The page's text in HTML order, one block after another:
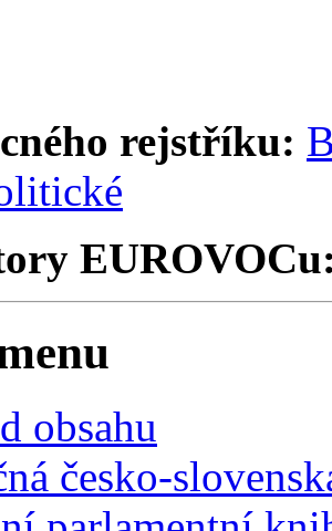
rejstříku:
obsahu
česko-